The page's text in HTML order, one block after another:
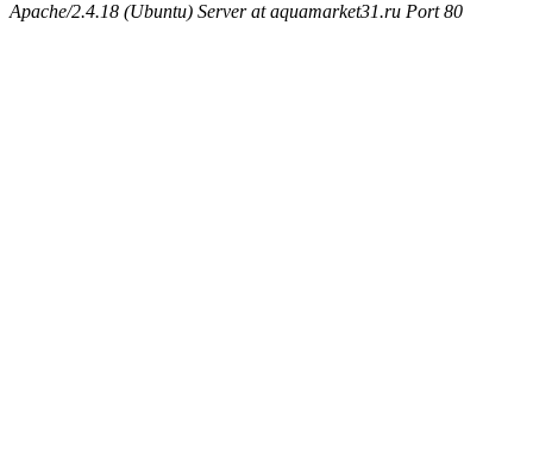
Apache/2.4.18 (Ubuntu) Server at aquamarket31.ru Port 80